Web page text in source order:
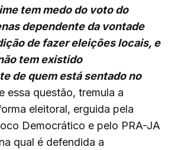
tem medo do voto do
dependente da vontade
de fazer eleições locais, e
tem existido
de quem está sentado no
essa questão, tremula a
eleitoral, erguida pela
Democrático e pelo PRA-JA
qual é defendida a